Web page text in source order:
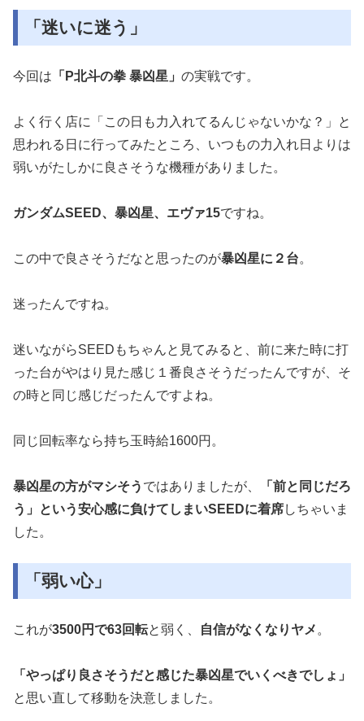
「迷いに迷う」
今回は 「P北斗の拳 暴凶星」 の実戦です。
よく行く店に「この日も力入れてるんじゃないかな？」と
思われる 日に行ってみたところ、いつもの力入れ日よりは
弱いがたしかに良 さそうな機種がありました。
ガンダムSEED、暴凶星、エヴァ15ですね。
この中で良さそうだなと思ったのが暴凶星に２台。
迷ったんですね。
迷いながらSEEDもちゃんと見てみると、前に来た時に打
った台がやはり見た感じ１番良さそうだったんですが、 そ
の時と同じ感じだったんですよね。
同じ回転率なら持ち玉時給1600円。
暴凶星の方がマシそう ではありましたが、
「前と同じだろ
う」という安心感に負けてしまいSEEDに着席しちゃいま
した。
「弱い心」
これが3500円で63回転と弱く、 自信がなくなりヤメ 。
「やっぱり良さそうだと感じた暴凶星でいくべきでしょ」
と思い直 して移動を決意しました。